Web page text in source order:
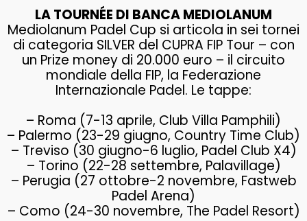
LA TOURNÉE DI BANCA MEDIOLANUM
Mediolanum Padel Cup si articola in sei tornei
di categoria SILVER del CUPRA FIP Tour – con
un Prize money di 20.000 euro – il circuito
mondiale della FIP, la Federazione
Internazionale Padel. Le tappe:
– Roma (7-13 aprile, Club Villa Pamphili)
– Palermo (23-29 giugno, Country Time Club)
– Treviso (30 giugno-6 luglio, Padel Club X4)
– Torino (22-28 settembre, Palavillage)
– Perugia (27 ottobre-2 novembre, Fastweb
Padel Arena)
– Como (24-30 novembre, The Padel Resort)